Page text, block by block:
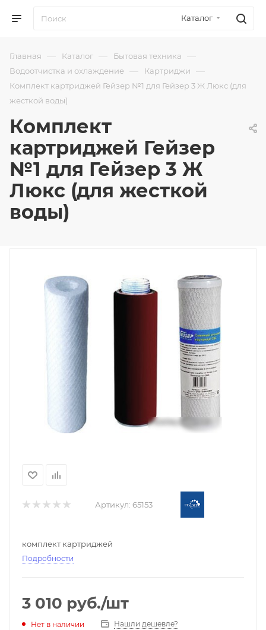
Каталог
Главная — Каталог — Бытовая техника —
Водоотчистка и охлаждение — Картриджи —
Комплект картриджей Гейзер №1 для Гейзер 3 Ж Люкс (для
жесткой воды)
Комплект
картриджей Гейзер
№1 для Гейзер 3 Ж
Люкс (для жесткой
воды)
Артикул: 65153
комплект картриджей
Подробности
3 010 руб./шт
Нет в наличии Нашли дешевле?